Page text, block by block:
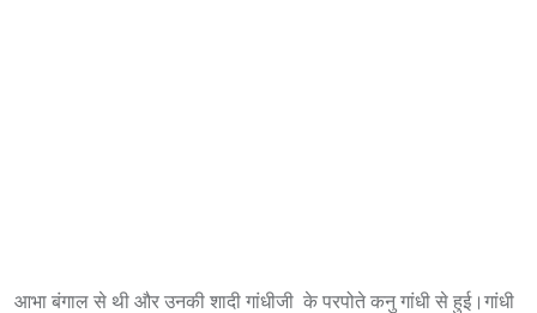
आभा बंगाल से थी और उनकी शादी गांधीजी के परपोते कनु गांधी से हुई।गांधी